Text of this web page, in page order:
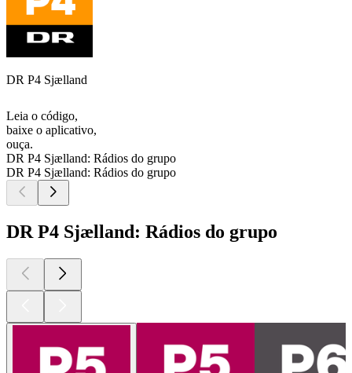
DR P4 Sjælland
Leia o código,
baixe o aplicativo,
ouça.
DR P4 Sjælland: Rádios do grupo
DR P4 Sjælland: Rádios do grupo
DR P4 Sjælland: Rádios do grupo